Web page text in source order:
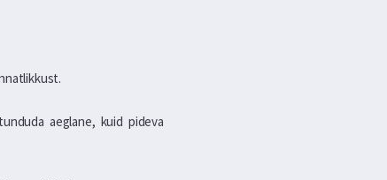
aeglane, kuid pideva